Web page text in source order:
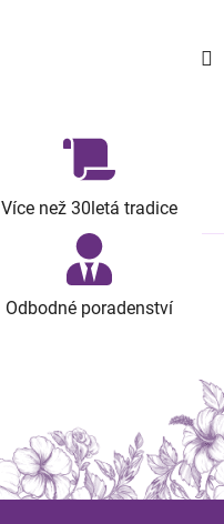
Více než 30letá tradice
Odbodné poradenství